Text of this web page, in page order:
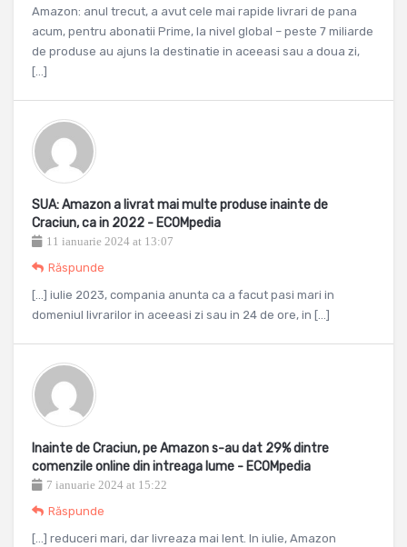
Amazon: anul trecut, a avut cele mai rapide livrari de pana
acum, pentru abonatii Prime, la nivel global – peste 7 miliarde
de produse au ajuns la destinatie in aceeasi sau a doua zi,
[…]
SUA: Amazon a livrat mai multe produse inainte de
Craciun, ca in 2022 - ECOMpedia
11 ianuarie 2024 at 13:07
Răspunde
[…] iulie 2023, compania anunta ca a facut pasi mari in
domeniul livrarilor in aceeasi zi sau in 24 de ore, in […]
Inainte de Craciun, pe Amazon s-au dat 29% dintre
comenzile online din intreaga lume - ECOMpedia
7 ianuarie 2024 at 15:22
Răspunde
[…] reduceri mari, dar livreaza mai lent. In iulie, Amazon